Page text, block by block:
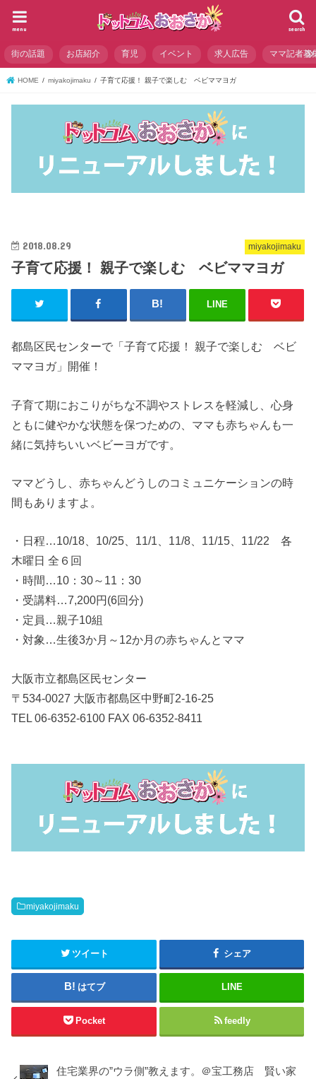
search
menu
街の話題 お店紹介 育児 イベント 求人広告 ママ記者募
HOME miyakojimaku 子育て応援！ 親子で楽しむ ベビママヨガ
miyakojimaku
2018.08.29
子育て応援！ 親子で楽しむ ベビママヨガ
LINE
都島区民センターで「子育て応援！ 親子で楽しむ ベビ
ママヨガ」開催！
子育て期におこりがちな不調やストレスを軽減し、心身
ともに健やかな状態を保つための、ママも赤ちゃんも一
緒に気持ちいいベビーヨガです。
ママどうし、赤ちゃんどうしのコミュニケーションの時
間もありますよ。
・日程…10/18、10/25、11/1、11/8、11/15、11/22 各
木曜日 全６回
・時間…10：30～11：30
・受講料…7,200円(6回分)
・定員…親子10組
・対象…生後3か月～12か月の赤ちゃんとママ
大阪市立都島区民センター
〒534-0027 大阪市都島区中野町2-16-25
TEL 06-6352-6100 FAX 06-6352-8411
miyakojimaku
ツイート シェア
はてブ LINE
Pocket feedly
住宅業界の”ウラ側”教えます。＠宝工務店 賢い家